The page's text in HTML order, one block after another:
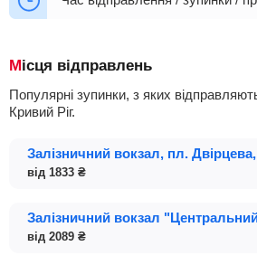
Місця відправлень
Популярні зупинки, з яких відправляються маршрутки Львів -
Кривий Ріг.
Залізничний вокзал, пл.
від 1833 ₴
від 2089 ₴